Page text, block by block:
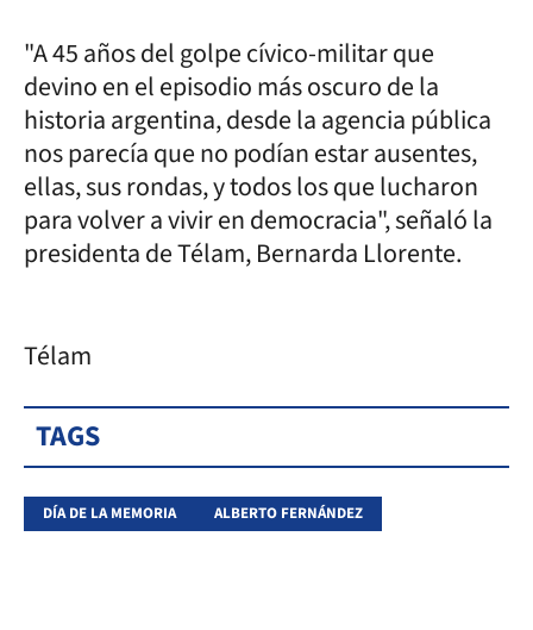
"A 45 años del golpe cívico-militar que
devino en el episodio más oscuro de la
historia argentina, desde la agencia pública
nos parecía que no podían estar ausentes,
ellas, sus rondas, y todos los que lucharon
para volver a vivir en democracia", señaló la
presidenta de Télam, Bernarda Llorente.
Télam
TAGS
DÍA DE LA MEMORIA ALBERTO FERNÁNDEZ